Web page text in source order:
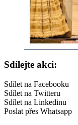
Sdílejte akci:
Sdílet na Facebooku
Sdílet na Twitteru
Sdílet na Linkedinu
Poslat přes Whatsapp